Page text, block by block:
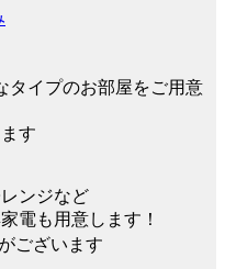
タイプのお部屋をご用意
す
ンジなど
電も用意します！
ございます